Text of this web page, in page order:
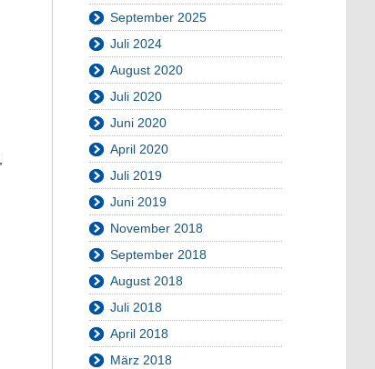
September 2025
Juli 2024
August 2020
Juli 2020
Juni 2020
April 2020
Juli 2019
Juni 2019
November 2018
September 2018
August 2018
Juli 2018
April 2018
März 2018